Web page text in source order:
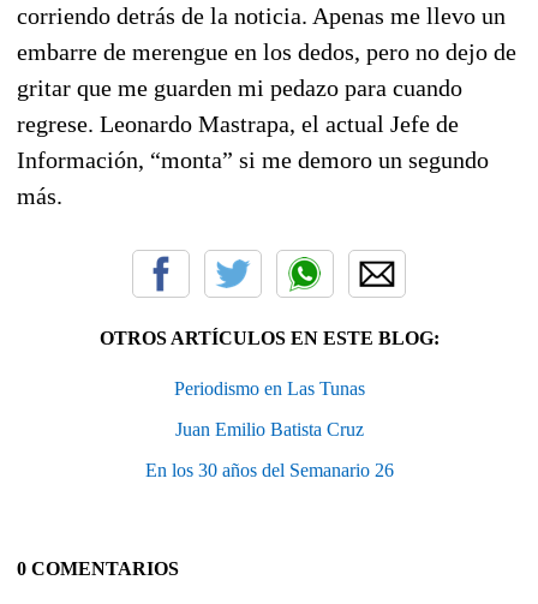
corriendo detrás de la noticia. Apenas me llevo un
embarre de merengue en los dedos, pero no dejo de
gritar que me guarden mi pedazo para cuando
regrese. Leonardo Mastrapa, el actual Jefe de
Información, “monta” si me demoro un segundo
más.
OTROS ARTÍCULOS EN ESTE BLOG:
Periodismo en Las Tunas
Juan Emilio Batista Cruz
En los 30 años del Semanario 26
0 COMENTARIOS